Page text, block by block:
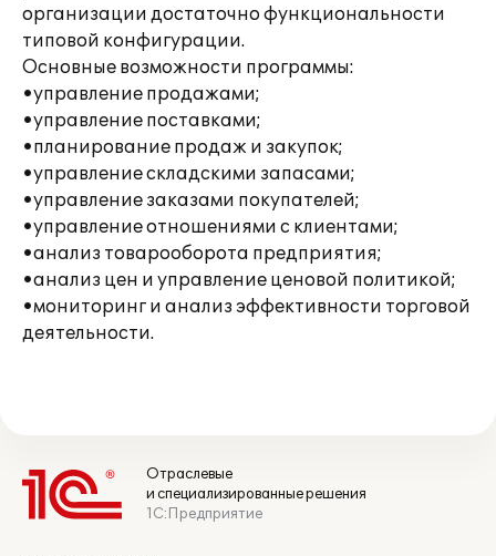
организации достаточно функциональности
типовой конфигурации.
Основные возможности программы:
•управление продажами;
•управление поставками;
•планирование продаж и закупок;
•управление складскими запасами;
•управление заказами покупателей;
•управление отношениями с клиентами;
•анализ товарооборота предприятия;
•анализ цен и управление ценовой политикой;
•мониторинг и анализ эффективности торговой
деятельности.
Отраслевые
и специализированные решения
1С:Предприятие